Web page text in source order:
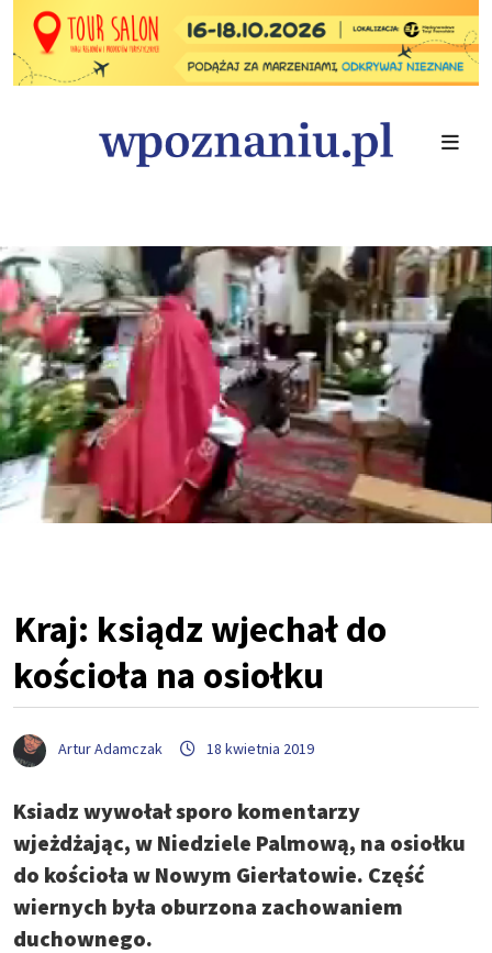
Kraj: ksiądz wjechał do
kościoła na osiołku
Artur Adamczak 18 kwietnia 2019
Ksiadz wywołał sporo komentarzy
wjeżdżając, w Niedziele Palmową, na osiołku
do kościoła w Nowym Gierłatowie. Część
wiernych była oburzona zachowaniem
duchownego.